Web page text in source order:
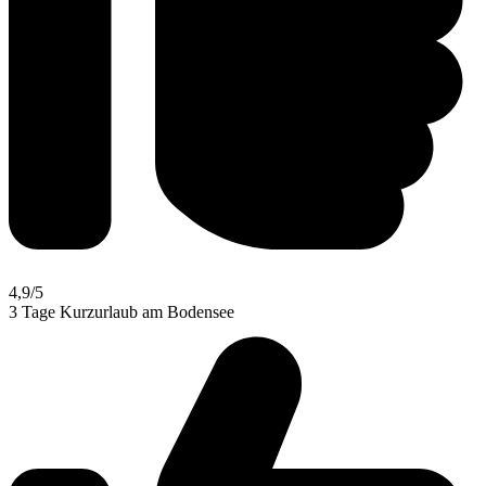
4,9/5
3 Tage Kurzurlaub am Bodensee